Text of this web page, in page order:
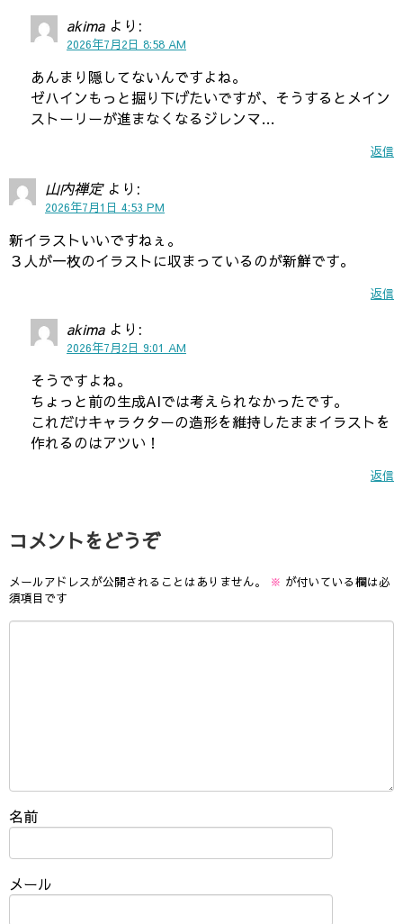
akima より:
2026年7月2日 8:58 AM
あんまり隠してないんですよね。
ゼハインもっと掘り下げたいですが、そうするとメイン
ストーリーが進まなくなるジレンマ…
返信
山内禅定 より:
2026年7月1日 4:53 PM
新イラストいいですねぇ。
３人が一枚のイラストに収まっているのが新鮮です。
返信
akima より:
2026年7月2日 9:01 AM
そうですよね。
ちょっと前の生成AIでは考えられなかったです。
これだけキャラクターの造形を維持したままイラストを
作れるのはアツい！
返信
コメントをどうぞ
メールアドレスが公開されることはありません。 ※ が付いている欄は必
須項目です
名前
メール